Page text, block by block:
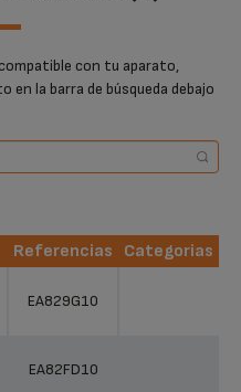
con tu aparato,
la barra de búsqueda debajo
Referencias
Categorias
EA829G10
EA82FD10